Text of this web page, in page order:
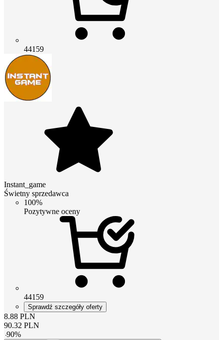
44159
Instant_game
Świetny sprzedawca
100%
Pozytywne oceny
44159
Sprawdź szczegóły oferty
8.88 PLN
90.32 PLN
-90%